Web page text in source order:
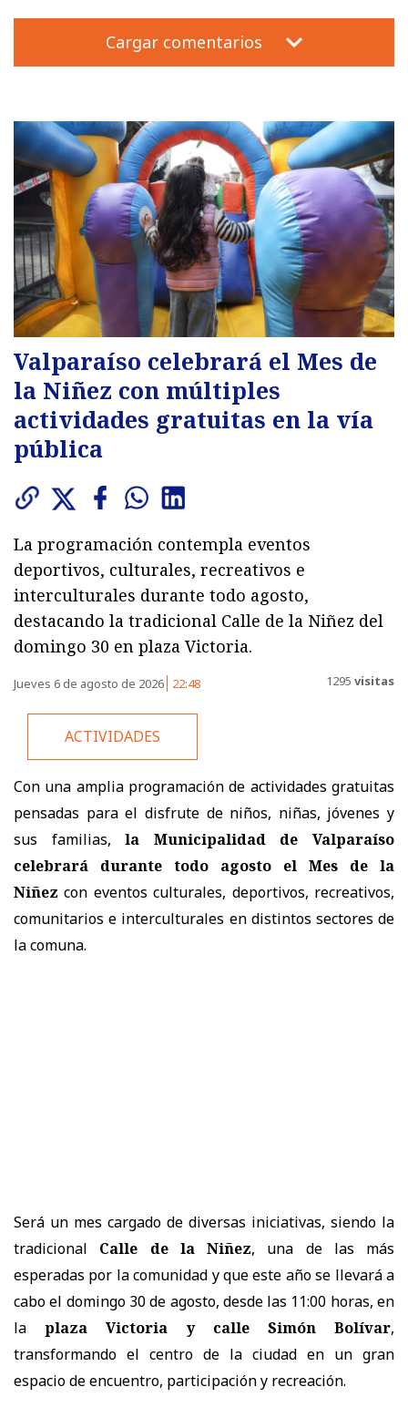
Cargar comentarios
Valparaíso celebrará el Mes de
la Niñez con múltiples
actividades gratuitas en la vía
pública
La programación contempla eventos
deportivos, culturales, recreativos e
interculturales durante todo agosto,
destacando la tradicional Calle de la Niñez del
domingo 30 en plaza Victoria.
Jueves 6 de agosto de 2026 22:48 1295 visitas
ACTIVIDADES
Con una amplia programación de actividades gratuitas
pensadas para el disfrute de niños, niñas, jóvenes y
sus familias,la Municipalidad de Valparaíso
celebrará durante todo agosto el Mes de la
Niñez con eventos culturales, deportivos, recreativos,
comunitarios e interculturales en distintos sectores de
la comuna.
Será un mes cargado de diversas iniciativas, siendo la
tradicional
Calle de la Niñez, una de las más
esperadas por la comunidad y que este año se llevará a
cabo el domingo 30 de agosto, desde las 11:00 horas, en
la
plaza Victoria y calle Simón Bolívar,
transformando el centro de la ciudad en un gran
espacio de encuentro, participación y recreación.